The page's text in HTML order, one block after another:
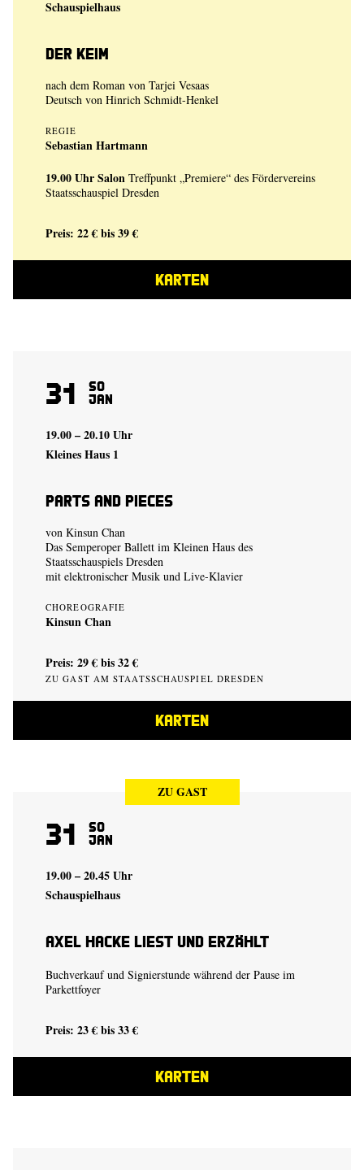
Schauspielhaus
Der Keim
nach dem Roman von Tarjei Vesaas
Deutsch von Hinrich Schmidt-Henkel
REGIE
Sebastian Hartmann
19.00 UhrSalon Treffpunkt „Premiere“ des Fördervereins
Staatsschauspiel Dresden
Preis: 22 € bis 39 €
KARTEN
31 So
Jan
19.00 – 20.10 Uhr
Kleines Haus 1
Parts and Pieces
von Kinsun Chan
Das Semperoper Ballett im Kleinen Haus des
Staatsschauspiels Dresden
mit elektronischer Musik und Live-Klavier
CHOREOGRAFIE
Kinsun Chan
Preis: 29 € bis 32 €
ZU GAST AM STAATSSCHAUSPIEL DRESDEN
KARTEN
ZU GAST
31 So
Jan
19.00 – 20.45 Uhr
Schauspielhaus
Axel Hacke liest und erzählt
Buchverkauf und Signierstunde während der Pause im
Parkettfoyer
Preis: 23 € bis 33 €
KARTEN